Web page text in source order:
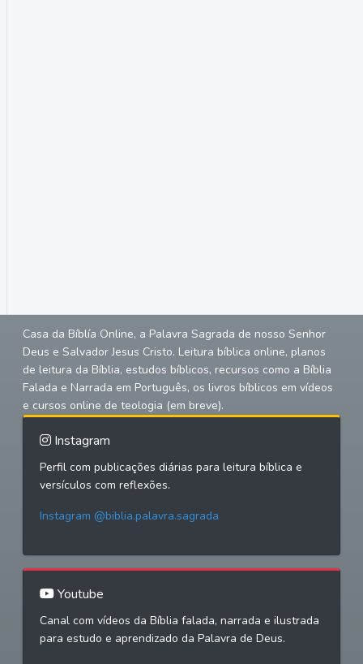
Casa da Bíblía Online, a Palavra Sagrada de nosso Senhor
Deus e Salvador Jesus Cristo. Leitura bíblica online, planos
de leitura da Bíblia, estudos bíblicos, recursos como a Bíblia
Falada e Narrada em Português, os livros bíblicos em vídeos
e cursos online de teologia (em breve).
Instagram
Perfil com publicações diárias para leitura bíblica e
versículos com reflexões.
Instagram @biblia.palavra.sagrada
Youtube
Canal com vídeos da Bíblia falada, narrada e ilustrada
para estudo e aprendizado da Palavra de Deus.